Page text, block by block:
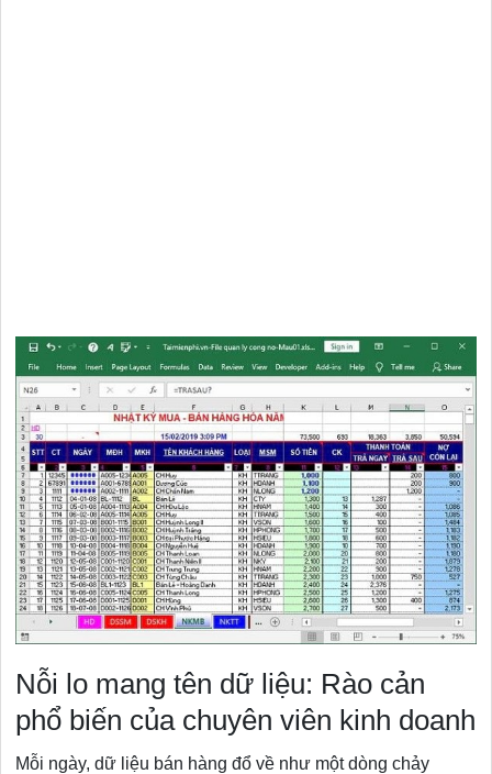
Nỗi lo mang tên dữ liệu: Rào cản
phổ biến của chuyên viên kinh doanh
Mỗi ngày, dữ liệu bán hàng đổ về như một dòng chảy